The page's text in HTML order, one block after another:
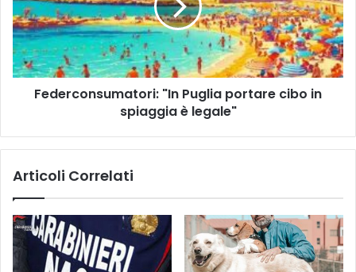
cibo
in
spiaggia
è
legale"
Federconsumatori: "In Puglia portare cibo in
spiaggia è legale"
Articoli Correlati